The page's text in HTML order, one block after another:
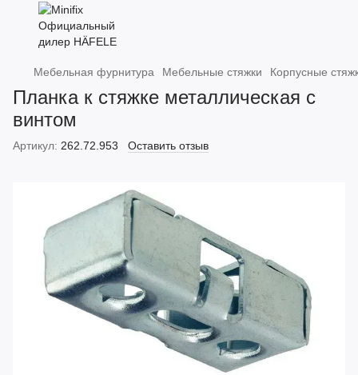
Мебельная фурнитура Мебельные стяжки Корпусные
Планка к стяжке металлическая с
винтом
Артикул: 262.72.953 Оставить отзыв